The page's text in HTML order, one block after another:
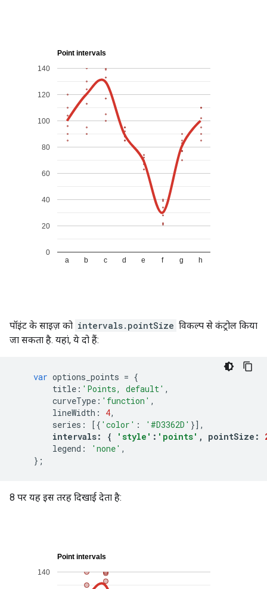
पॉइंट के साइज़ को intervals.pointSize विकल्प से कंट्रोल किया
जा सकता है. यहां, ये दो हैं:
var options_points = {
title : 'Points, default' ,
curveType : 'function' ,
lineWidth : 4,
series : [{ 'color' : '#D3362D' }],
intervals: { 'style' : 'points' , pointSize :
legend : 'none' ,
};
8 पर यह इस तरह दिखाई देता है: